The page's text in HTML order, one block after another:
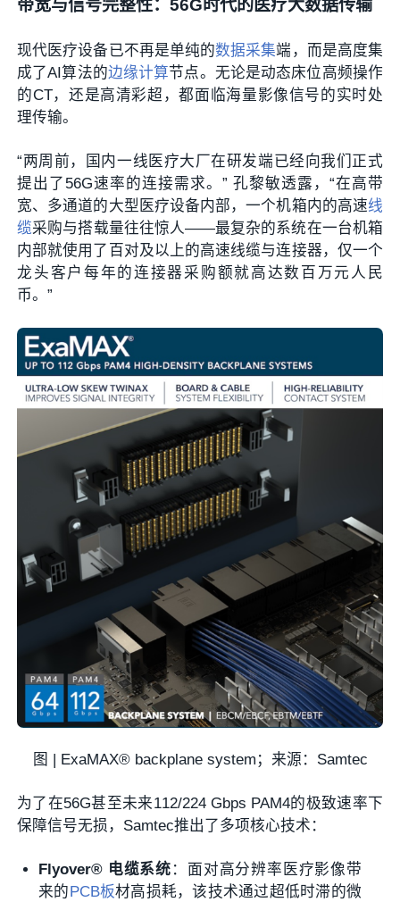
带宽与信号完整性：56G时代的医疗大数据传输
现代医疗设备已不再是单纯的数据采集端，而是高度集
成了AI算法的边缘计算节点。无论是动态床位高频操作
的CT，还是高清彩超，都面临海量影像信号的实时处
理传输。
“两周前，国内一线医疗大厂在研发端已经向我们正式
提出了56G速率的连接需求。” 孔黎敏透露，“在高带
宽、多通道的大型医疗设备内部，一个机箱内的高速线
缆采购与搭载量往往惊人——最复杂的系统在一台机箱
内部就使用了百对及以上的高速线缆与连接器，仅一个
龙头客户每年的连接器采购额就高达数百万元人民
币。”
图 | ExaMAX® backplane system；来源：Samtec
为了在56G甚至未来112/224 Gbps PAM4的极致速率下
保障信号无损，Samtec推出了多项核心技术：
Flyover® 电缆系统 ：面对高分辨率医疗影像带
来的 PCB板材高损耗，该技术通过超低时滞的微